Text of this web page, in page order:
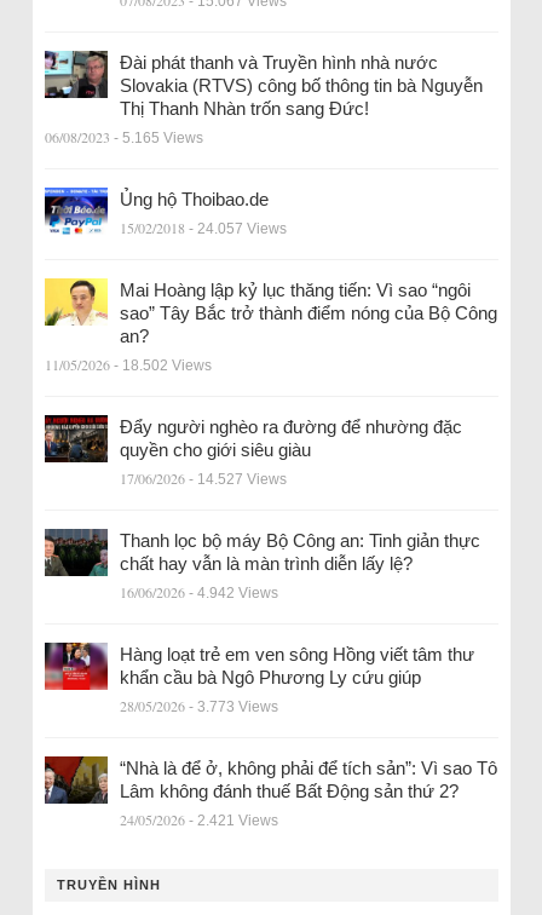
Đài phát thanh và Truyền hình nhà nước
Slovakia (RTVS) công bố thông tin bà Nguyễn
Thị Thanh Nhàn trốn sang Đức!
06/08/2023 - 5.165 Views
Ủng hộ Thoibao.de
15/02/2018 - 24.057 Views
Mai Hoàng lập kỷ lục thăng tiến: Vì sao “ngôi
sao” Tây Bắc trở thành điểm nóng của Bộ Công
an?
11/05/2026 - 18.502 Views
Đẩy người nghèo ra đường để nhường đặc
quyền cho giới siêu giàu
17/06/2026 - 14.527 Views
Thanh lọc bộ máy Bộ Công an: Tinh giản thực
chất hay vẫn là màn trình diễn lấy lệ?
16/06/2026 - 4.942 Views
Hàng loạt trẻ em ven sông Hồng viết tâm thư
khẩn cầu bà Ngô Phương Ly cứu giúp
28/05/2026 - 3.773 Views
“Nhà là để ở, không phải để tích sản”: Vì sao Tô
Lâm không đánh thuế Bất Động sản thứ 2?
24/05/2026 - 2.421 Views
TRUYỀN HÌNH